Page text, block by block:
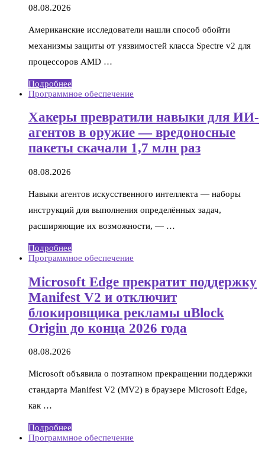
08.08.2026
Американские исследователи нашли способ обойти
механизмы защиты от уязвимостей класса Spectre v2 для
процессоров AMD …
Подробнее
Программное обеспечение
Хакеры превратили навыки для ИИ-
агентов в оружие — вредоносные
пакеты скачали 1,7 млн раз
08.08.2026
Навыки агентов искусственного интеллекта — наборы
инструкций для выполнения определённых задач,
расширяющие их возможности, — …
Подробнее
Программное обеспечение
Microsoft Edge прекратит поддержку
Manifest V2 и отключит
блокировщика рекламы uBlock
Origin до конца 2026 года
08.08.2026
Microsoft объявила о поэтапном прекращении поддержки
стандарта Manifest V2 (MV2) в браузере Microsoft Edge,
как …
Подробнее
Программное обеспечение